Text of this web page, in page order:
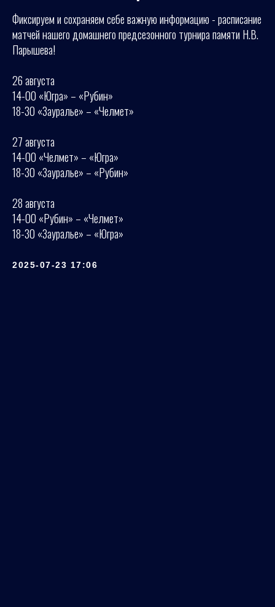
Фиксируем и сохраняем себе важную информацию - расписание
матчей нашего домашнего предсезонного турнира памяти Н.В.
Парышева!
26 августа
14-00 «Югра» – «Рубин»
18-30 «Зауралье» – «Челмет»
27 августа
14-00 «Челмет» – «Югра»
18-30 «Зауралье» – «Рубин»
28 августа
14-00 «Рубин» – «Челмет»
18-30 «Зауралье» – «Югра»
2025-07-23 17:06